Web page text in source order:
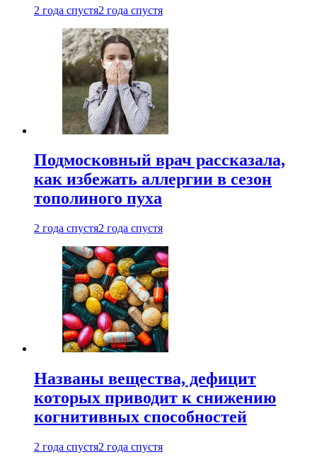
2 года спустя2 года спустя
Подмосковный врач рассказала,
как избежать аллергии в сезон
тополиного пуха
2 года спустя2 года спустя
Названы вещества, дефицит
которых приводит к снижению
когнитивных способностей
2 года спустя2 года спустя